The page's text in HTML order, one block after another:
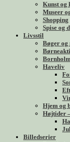
Kunst og
Museer
Shopping
Spise og
Livsstil
Bøger og
Haveliv
Hjem og
Højtider
Billedserier